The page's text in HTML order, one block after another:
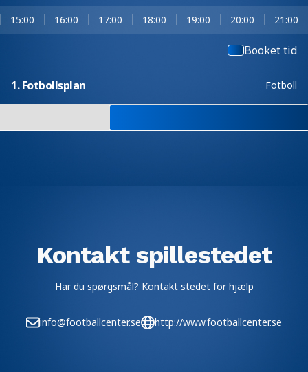
15:00 16:00 17:00 18:00 19:00 20:00 21:00
Booket tid
1. Fotbollsplan Fotboll
Kontakt spillestedet
Har du spørgsmål? Kontakt stedet for hjælp
info@footballcenter.se http://www.footballcenter.se